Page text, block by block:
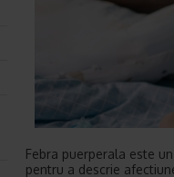
Febra puerperala este
pentru a descrie